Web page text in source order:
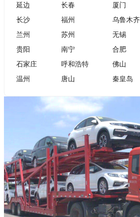
延边
长春 厦门
长沙
福州 乌鲁木齐
兰州
苏州 无锡
贵阳
南宁 合肥
石家庄
呼和浩特 佛山
温州
唐山 秦皇岛